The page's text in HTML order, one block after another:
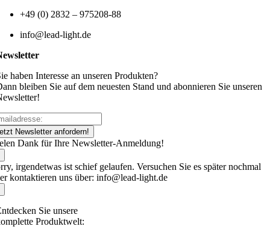
+49 (0) 2832 – 975208-88
info@lead-light.de
haben Interesse an unseren Produkten?
bleiben Sie auf dem neuesten Stand und abonnieren Sie unseren
Newsletter anfordern!
Dank für Ihre Newsletter-Anmeldung!
irgendetwas ist schief gelaufen. Versuchen Sie es später nochmal
kontaktieren uns über: info@lead-light.de
Sie unsere
Produktwelt: